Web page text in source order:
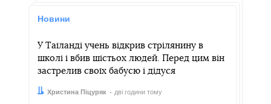
Новини
У Таїланді учень відкрив стрілянину в
школі і вбив шістьох людей. Перед цим він
застрелив своїх бабусю і дідуся
Автор:
Христина Піцуряк
Дата: дві години тому